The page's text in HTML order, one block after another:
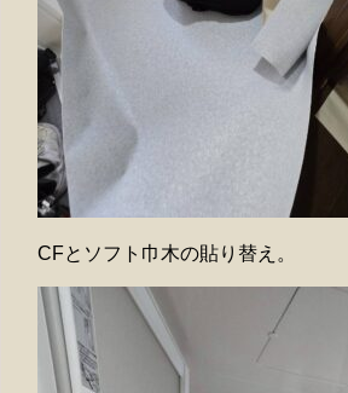
CFとソフト巾木の貼り替え。